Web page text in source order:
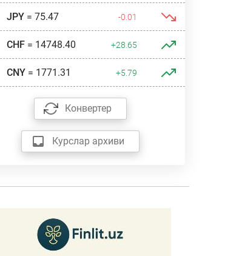
JPY= 75.47 -0.01
CHF= 14748.40 +28.65
CNY= 1771.31 +5.79
Конвертер
Курслар архиви